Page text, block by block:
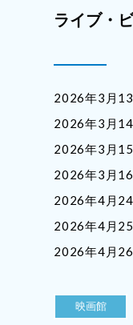
ライブ・
2026年3月
2026年3月
2026年3月
2026年3月
2026年4月
2026年4月
2026年4月
映画館